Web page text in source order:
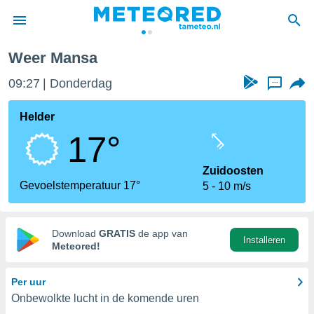
door
verstrekte
hoge
hebt de
voor
op basis
Weer Mansa
09:27 Donderdag ...
Helder
17°
Gevoelstemperatuur 17°
Zuidoosten
5
10 m/s
Download GRATIS de app van
Meteored!
Installeren
Per uur
Onbewolkte lucht in de komende uren